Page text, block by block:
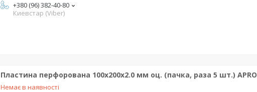
+380 (96) 382-40-80
Киевстар (Viber)
Пластина перфорована 100х200х2.0 мм оц. (пачка, раза 5 шт.) APRO
Немає в наявності